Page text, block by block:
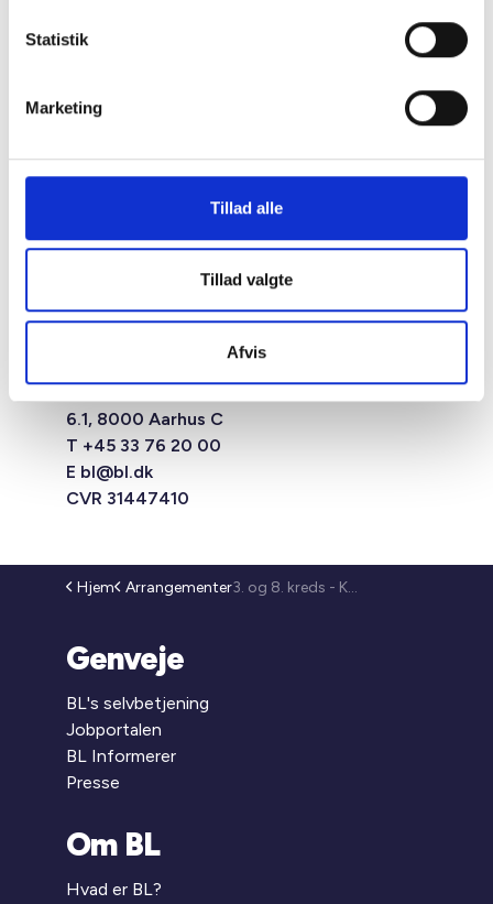
Statistik
Marketing
Tillad alle
Tillad valgte
Afvis
Mariane Thomsens Gade 2F,
6.1, 8000 Aarhus C
T +45 33 76 20 00
E bl@bl.dk
CVR 31447410
Hjem Arrangementer 3. og 8. kreds - Konference 2027 (26-103)
Genveje
BL's selvbetjening
Jobportalen
BL Informerer
Presse
Om BL
Hvad er BL?